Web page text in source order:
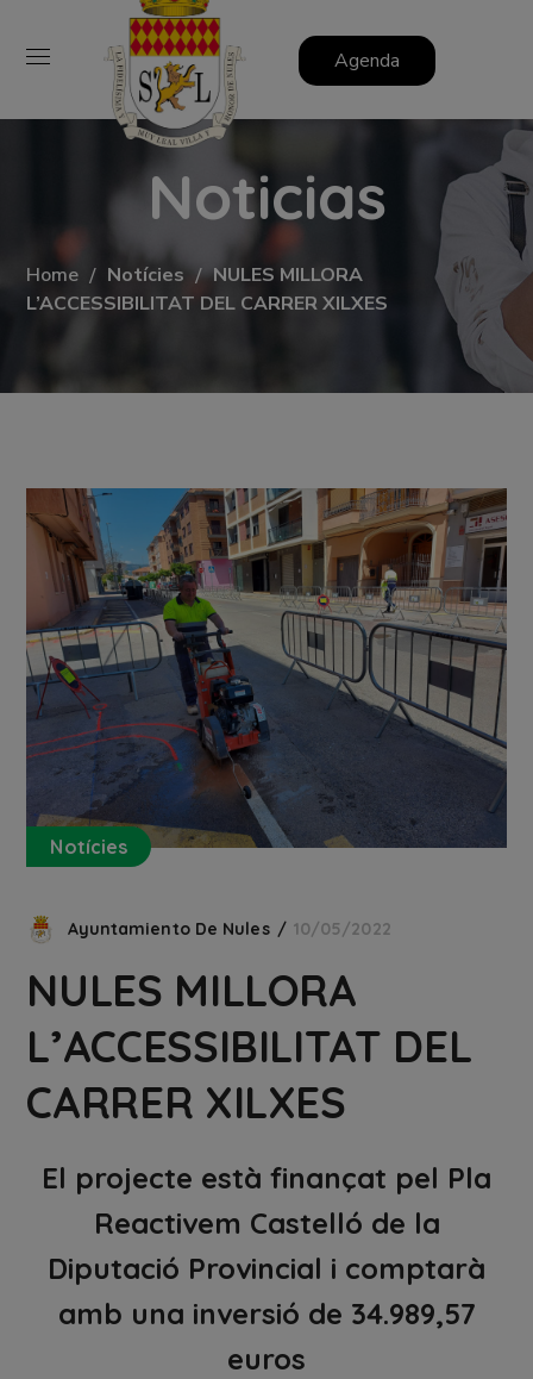
Agenda
Noticias
Home Notícies
NULES MILLORA
L’ACCESSIBILITAT DEL CARRER XILXES
Notícies
Ayuntamiento De Nules 10/05/2022
NULES MILLORA
L’ACCESSIBILITAT DEL
CARRER XILXES
El projecte està finançat pel Pla
Reactivem Castelló de la
Diputació Provincial i comptarà
amb una inversió de 34.989,57
euros